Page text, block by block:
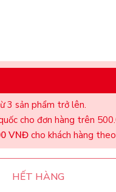
3 sản phẩm trở lên.
cho đơn hàng trên
VNĐ cho khách hàng
HẾT HÀNG